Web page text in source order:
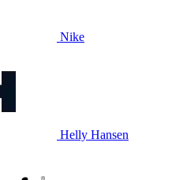
Nike
Helly Hansen